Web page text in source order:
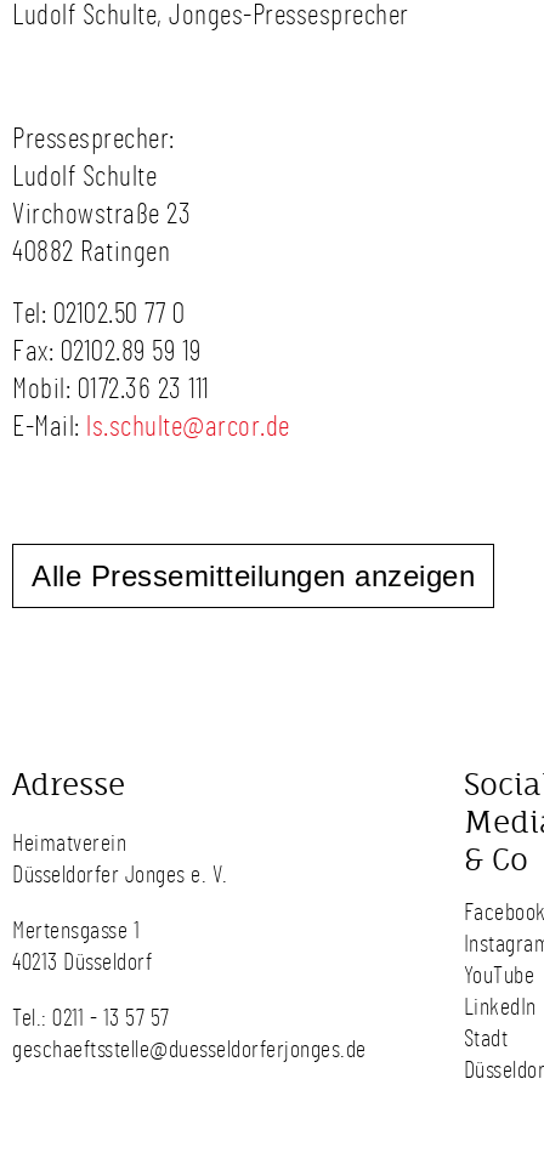
Ludolf Schulte, Jonges-Pressesprecher
Pressesprecher:
Ludolf Schulte
Virchowstraße 23
40882 Ratingen
Tel: 02102.50 77 0
Fax: 02102.89 59 19
Mobil: 0172.36 23 111
E-Mail: ls.schulte@arcor.de
Alle Pressemitteilungen anzeigen
Adresse
Heimatverein
Düsseldorfer Jonges e. V.
Mertensgasse 1
40213 Düsseldorf
Tel.: 0211 - 13 57 57
geschaeftsstelle@duesseldorferjonges.de
& Co
YouTube
LinkedIn
Stadt